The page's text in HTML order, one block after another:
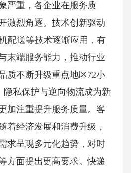
严重，各企业在服务质
激烈角逐。技术创新驱动
配送等技术逐渐应用，有
末端服务能力，推动行业
质不断升级重点地区72小
隐私保护与逆向物流成为新
加注重提升服务质量。客
着经济发展和消费升级，
求呈现多元化趋势，对时
方面提出更高要求。快递